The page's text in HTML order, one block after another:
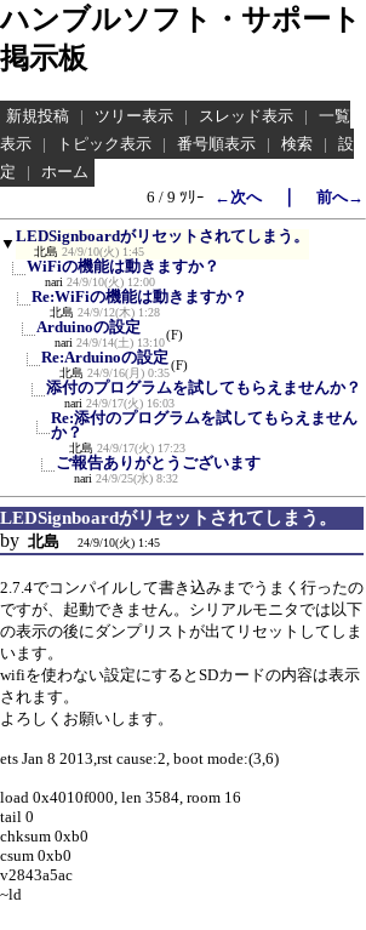
ハンブルソフト・サポート
掲示板
新規投稿 | ツリー表示 | スレッド表示 |
一覧
表示
| トピック表示 | 番号順表示 | 検索 |
設
定
|
ホーム
6 / 9 ﾂﾘｰ
←次へ｜ 前へ→
▼ LEDSignboardがリセットされてしまう。
北島 24/9/10(火) 1:45
WiFiの機能は動きますか？
nari 24/9/10(火) 12:00
Re:WiFiの機能は動きますか？
北島 24/9/12(木) 1:28
Arduinoの設定
nari 24/9/14(土) 13:10
(F)
Re:Arduinoの設定
北島 24/9/16(月) 0:35
(F)
添付のプログラムを試してもらえませんか？
nari 24/9/17(火) 16:03
Re:添付のプログラムを試してもらえません
か？
北島 24/9/17(火) 17:23
ご報告ありがとうございます
nari 24/9/25(水) 8:32
LEDSignboardがリセットされてしまう。
by 北島 24/9/10(火) 1:45
2.7.4でコンパイルして書き込みまでうまく行ったの
ですが、起動できません。シリアルモニタでは以下
の表示の後にダンプリストが出てリセットしてしま
います。
wifiを使わない設定にするとSDカードの内容は表示
されます。
よろしくお願いします。
ets Jan 8 2013,rst cause:2, boot mode:(3,6)
load 0x4010f000, len 3584, room 16
tail 0
chksum 0xb0
csum 0xb0
v2843a5ac
~ld